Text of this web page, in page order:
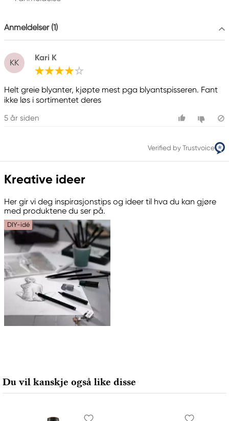
Anmeldelser (1)
KK
Kari K
Helt greie blyanter, kjøpte mest pga blyantspisseren. Fant
ikke løs i sortimentet deres
5 år siden
Verified by Trustvoice
Kreative ideer
Her gir vi deg inspirasjonstips og ideer til hva du kan gjøre
med produktene du ser på.
DIY-idé
Du vil kanskje også like disse